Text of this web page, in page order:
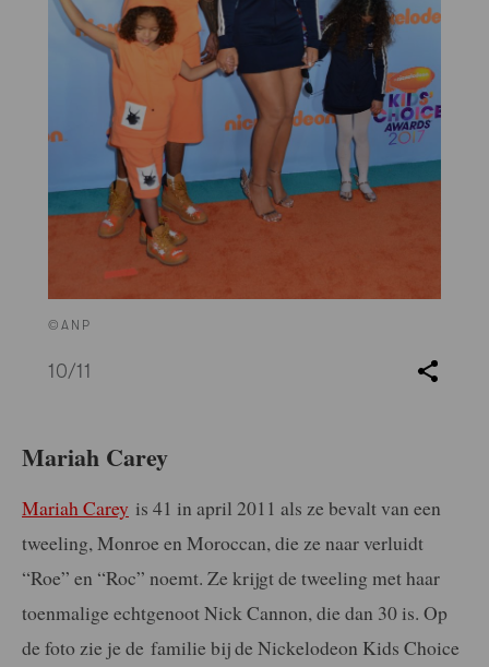
©ANP
10/11
Mariah Carey
Mariah Carey is 41 in april 2011 als ze bevalt van een
tweeling, Monroe en Moroccan, die ze naar verluidt
“Roe” en “Roc” noemt. Ze krijgt de tweeling met haar
toenmalige echtgenoot Nick Cannon, die dan 30 is. Op
de foto zie je de familie bij de Nickelodeon Kids Choice